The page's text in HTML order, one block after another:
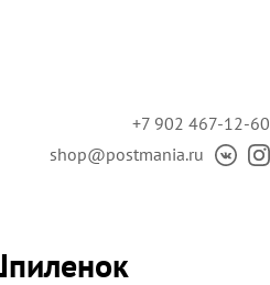
+7 902 467-12-60
shop@postmania.ru